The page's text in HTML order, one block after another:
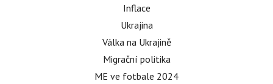
Inflace
Ukrajina
Válka na Ukrajině
Migrační politika
ME ve fotbale 2024